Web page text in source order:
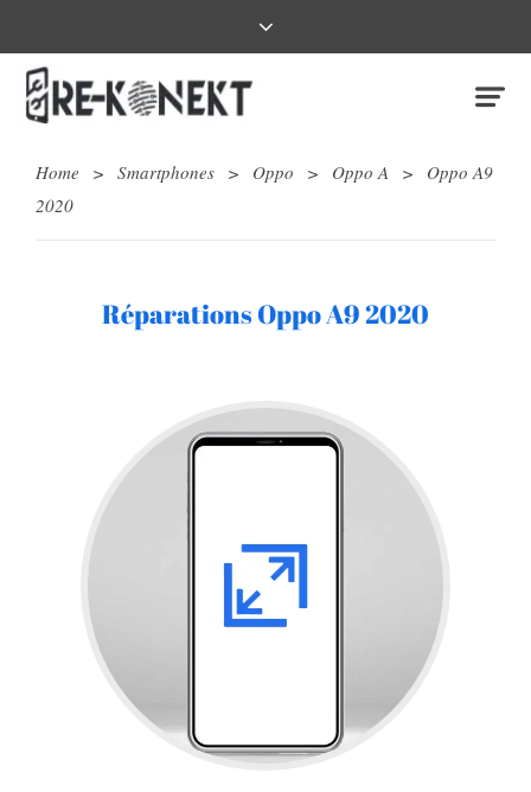
Home > Smartphones > Oppo > Oppo A >
Oppo A9
2020
Réparations Oppo A9 2020